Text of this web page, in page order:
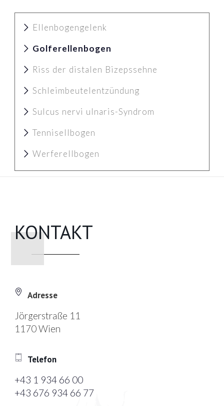
Ellenbogengelenk
Golferellenbogen
Riss der distalen Bizepssehne
Schleimbeutelentzündung
Sulcus nervi ulnaris-Syndrom
Tennisellbogen
Werferellbogen
KONTAKT
Adresse
Jörgerstraße 11
1170 Wien
Telefon
+43 1 934 66 00
+43 676 934 66 77